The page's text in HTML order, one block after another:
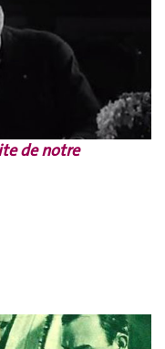
de notre